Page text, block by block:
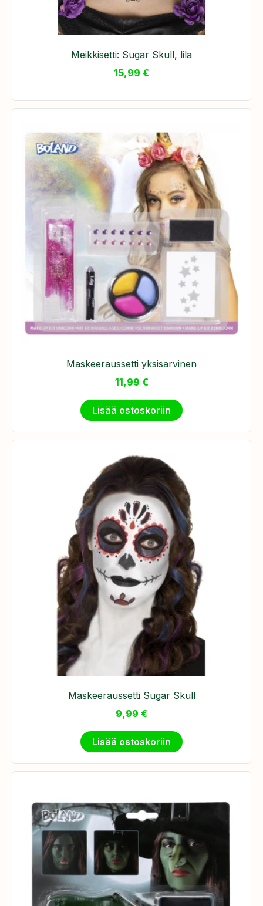
Meikkisetti: Sugar Skull, lila
15,99 €
Maskeeraussetti yksisarvinen
11,99 €
Lisää ostoskoriin
Maskeeraussetti Sugar Skull
9,99 €
Lisää ostoskoriin